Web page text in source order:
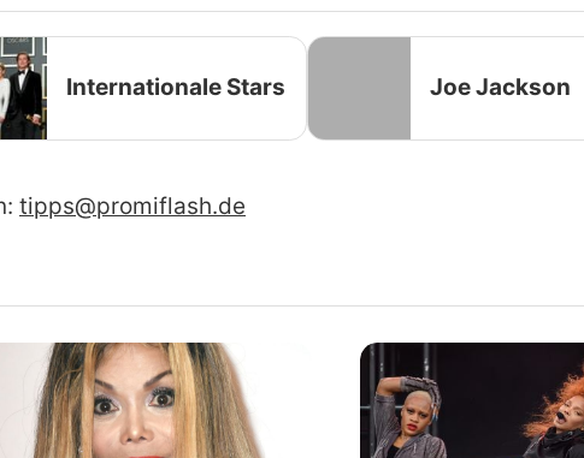
Internationale Stars Joe Jackson
tipps@promiflash.de